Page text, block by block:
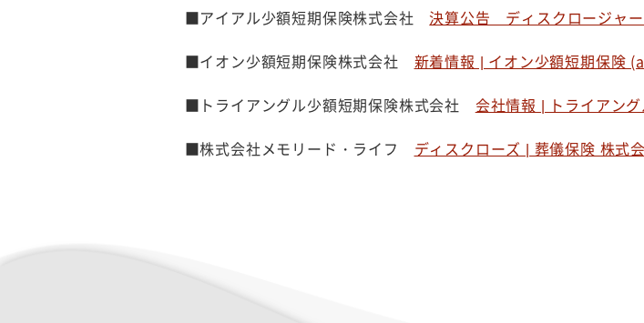
■アイアル少額短期保険株式会社決算公告 ディスクロージャ
■イオン少額短期保険株式会社 新着情報 | イオン少額短期保険
■トライアングル少額短期保険株式会社 会社情報 | トライアン
■株式会社メモリード・ライフ ディスクローズ | 葬儀保険 株